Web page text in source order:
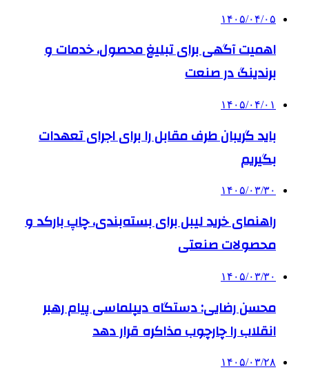
۱۴۰۵/۰۴/۰۵
اهمیت آگهی برای تبلیغ محصول، خدمات و
برندینگ در صنعت
۱۴۰۵/۰۴/۰۱
باید گریبان طرف مقابل را برای اجرای تعهدات
بگیریم
۱۴۰۵/۰۳/۳۰
راهنمای خرید لیبل برای بسته‌بندی، چاپ بارکد و
محصولات صنعتی
۱۴۰۵/۰۳/۳۰
محسن رضایی: دستگاه دیپلماسی پیام رهبر
انقلاب را چارچوب مذاکره قرار دهد
۱۴۰۵/۰۳/۲۸